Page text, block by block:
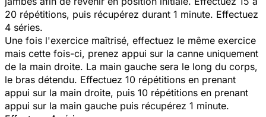
20 répétitions, puis récupérez durant 1 minute. Effectuez
4 séries.
Une fois l'exercice maîtrisé, effectuez le même exercice
mais cette fois-ci, prenez appui sur la canne uniquement
de la main droite. La main gauche sera le long du corps,
le bras détendu. Effectuez 10 répétitions en prenant
appui sur la main droite, puis 10 répétitions en prenant
appui sur la main gauche puis récupérez 1 minute.